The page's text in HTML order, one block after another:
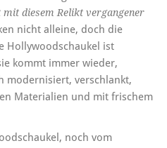
diesem Relikt vergangener
nicht alleine, doch die
Hollywoodschaukel ist
kommt immer wieder,
modernisiert, verschlankt,
Materialien und mit frischem
noch vom